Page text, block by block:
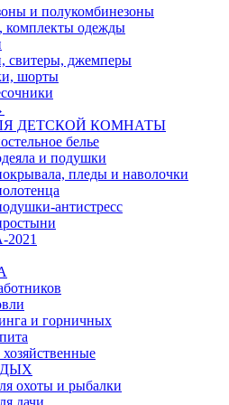
и полукомбинезоны
одежды
свитеры, джемперы
шорты
ДЕТСКОЙ КОМНАТЫ
белье
и подушки
пледы и наволочки
антистресс
и горничных
охоты и рыбалки
дачи